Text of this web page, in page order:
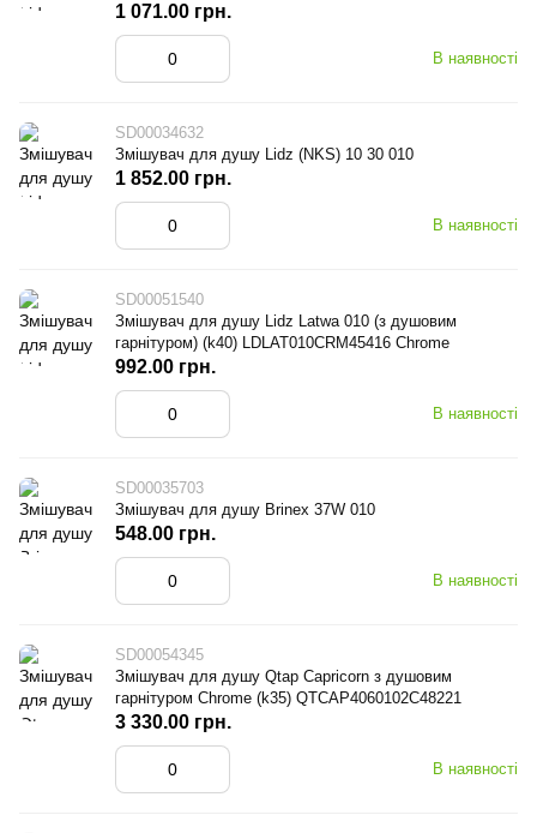
В наявності
1 071.00 грн.
SD00034632
Змішувач для душу Lidz (NKS) 10 30 010
В наявності
1 852.00 грн.
SD00051540
Змішувач для душу Lidz Latwa 010 (з душовим
гарнітуром) (k40) LDLAT010CRM45416 Chrome
В наявності
992.00 грн.
SD00035703
Змішувач для душу Brinex 37W 010
В наявності
548.00 грн.
SD00054345
Змішувач для душу Qtap Capricorn з душовим
гарнітуром Chrome (k35) QTCAP4060102C48221
В наявності
3 330.00 грн.